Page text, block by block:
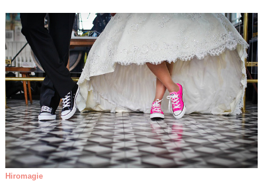
Hiromagie